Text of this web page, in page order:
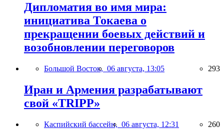
Дипломатия во имя мира:
инициатива Токаева о
прекращении боевых действий и
возобновлении переговоров
Большой Восток, 06 августа, 13:05 293
Иран и Армения разрабатывают
свой «TRIPP»
Каспийский бассейн, 06 августа, 12:31 260